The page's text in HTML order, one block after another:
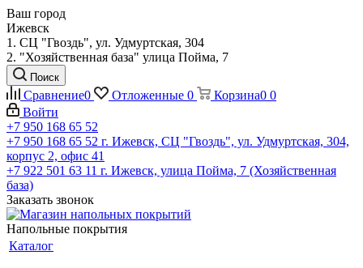
Ваш город
Ижевск
1. СЦ "Гвоздь", ул. Удмуртская, 304
2. "Хозяйственная база" улица Пойма, 7
Поиск
Сравнение0 Отложенные 0 Корзина0 0
Войти
+7 950 168 65 52
+7 950 168 65 52 г. Ижевск, СЦ "Гвоздь", ул. Удмуртская, 304,
корпус 2, офис 41
+7 922 501 63 11 г. Ижевск, улица Пойма, 7 (Хозяйственная
база)
Заказать звонок
Напольные покрытия
Каталог